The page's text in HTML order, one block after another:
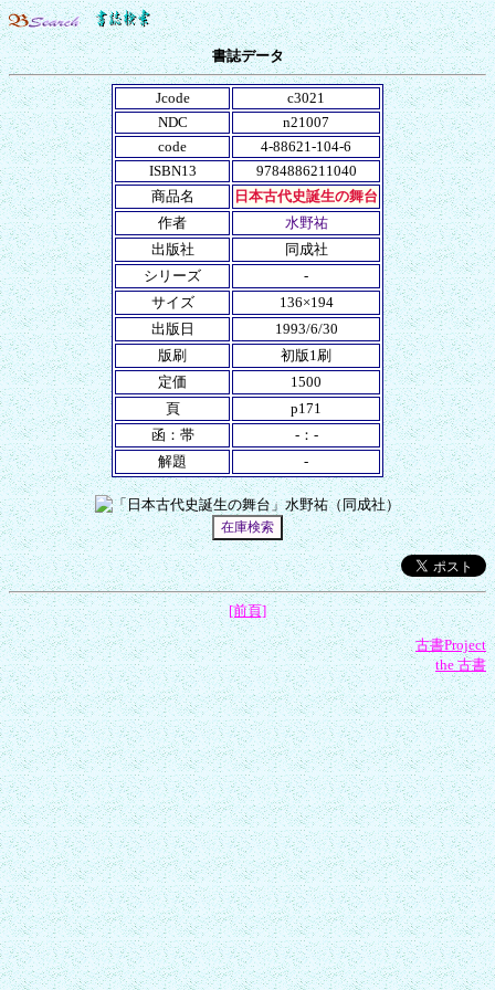
書誌データ
Jcode
c3021
NDC
n21007
code
4-88621-104-6
ISBN13
9784886211040
商品名
日本古代史誕生の舞台
作者
水野祐
出版社
同成社
シリーズ
-
サイズ
136×194
出版日
1993/6/30
版刷
初版1刷
定価
1500
頁
p171
函：帯
-：-
解題
-
[前頁]
古書Project
the 古書